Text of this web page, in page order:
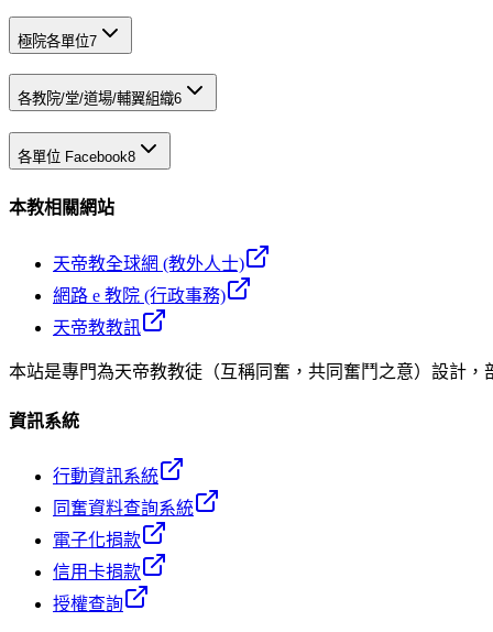
極院各單位7
各教院/堂/道場/輔翼組織6
各單位 Facebook8
本教相關網站
天帝教全球網 (教外人士)
網路 e 教院 (行政事務)
天帝教教訊
本站是專門為天帝教教徒（互稱同奮，共同奮鬥之意）設計
資訊系統
行動資訊系統
同奮資料查詢系統
電子化捐款
信用卡捐款
授權查詢